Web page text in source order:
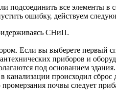
подсоединить все элементы
ошибку, действуем
СНиП.
Если вы выберете первый
приборов и
под основанием здания.
канализации происходил сброс
почвы следует